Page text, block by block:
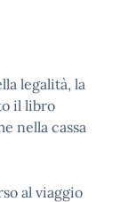
legalità, la
il libro
nella cassa
al viaggio